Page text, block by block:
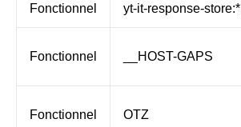
Fonctionnel yt-it-response-store:*||
Fonctionnel __HOST-GAPS
Fonctionnel OTZ